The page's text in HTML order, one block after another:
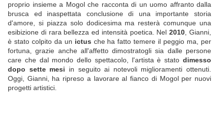
proprio insieme a Mogol che racconta di un uomo affranto dalla
brusca ed inaspettata conclusione di una importante storia
d'amore, si piazza solo dodicesima ma resterà comunque una
esibizione di rara bellezza ed intensità poetica. Nel2010 , Gianni,
è stato colpito da un ictus che ha fatto temere il peggio ma, per
fortuna, grazie anche all'affetto dimostratogli sia dalle persone
care che dal mondo dello spettacolo, l'artista è stato dimesso
dopo sette mesi in seguito ai notevoli miglioramenti ottenuti.
Oggi, Gianni, ha ripreso a lavorare al fianco di Mogol per nuovi
progetti artistici.